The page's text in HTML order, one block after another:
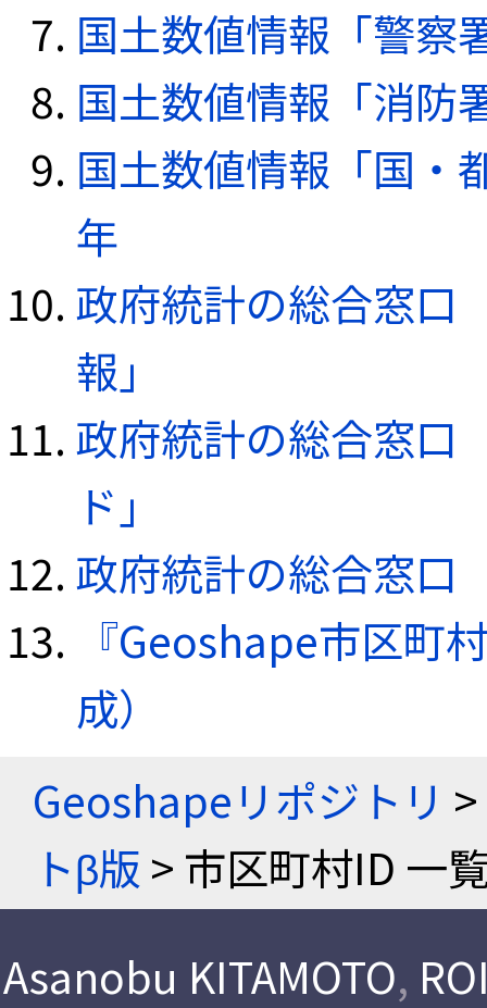
国土数値情報「警察
国土数値情報「消防
国土数値情報「国・
年
政府統計の総合窓口
報」
政府統計の総合窓口
ド」
政府統計の総合窓口
『Geoshape市区町
成）
Geoshapeリポジトリ >
トβ版 > 市区町村ID 一
Asanobu KITAMOTO,